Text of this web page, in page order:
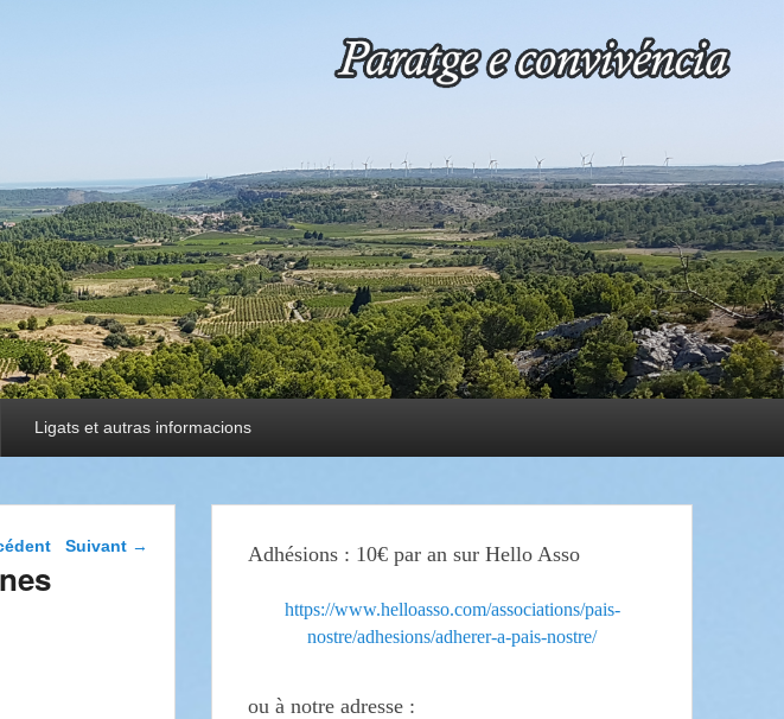
Ligats et autras informacions
dans les
Suivant → Adhésions : 10€ par an sur Hello Asso
https://www.helloasso.com/associations/pais-
nostre/adhesions/adherer-a-pais-nostre/
ou à notre adresse :